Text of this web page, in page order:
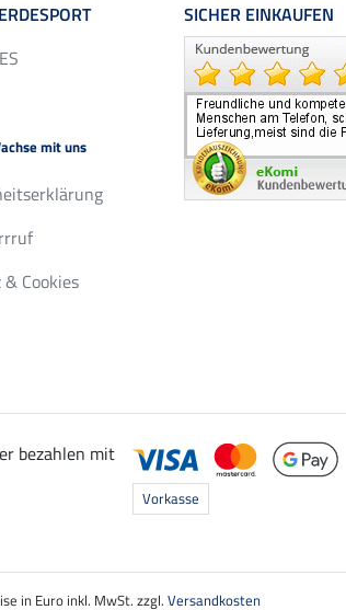
mit uns
Cookies
SICHER EINKAUFEN
bezahlen mit
Vorkasse
in Euro inkl. MwSt. zzgl. Versandkosten